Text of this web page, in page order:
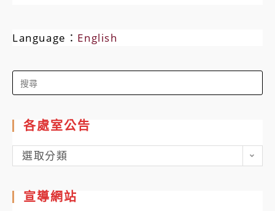
Language： English
Search
for:
各處室公告
各
處
公
選取分類
宣導網站